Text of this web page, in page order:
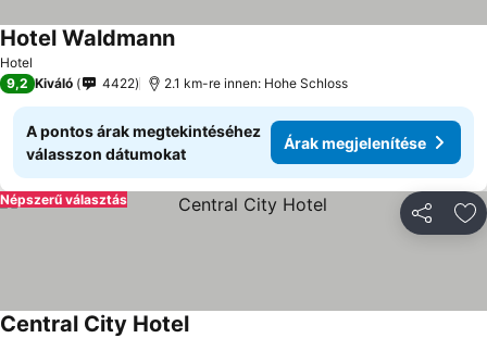
Hotel
Hotel Waldmann
9,2 Kiváló 4422 2.1 km-re innen: Hohe Schloss
A pontos árak megtekintéséhez
válasszon dátumokat
Árak megjelenítése
Népszerű választás
Central City Hotel